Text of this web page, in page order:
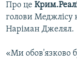
Про це
голови Меджлісу
Наріман Джелял.
«Ми обов'язково